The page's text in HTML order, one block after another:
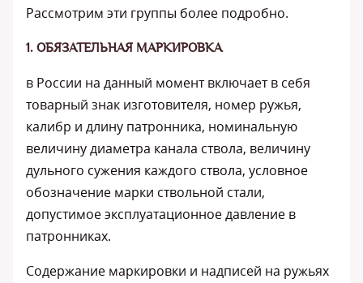
Рассмотрим эти группы более подробно.
1. ОБЯЗАТЕЛЬНАЯ МАРКИРОВКА
в России на данный момент включает в себя
товарный знак изготовителя, номер ружья,
калибр и длину патронника, номинальную
величину диаметра канала ствола, величину
дульного сужения каждого ствола, условное
обозначение марки ствольной стали,
допустимое эксплуатационное давление в
патронниках.
Содержание маркировки и надписей на ружьях